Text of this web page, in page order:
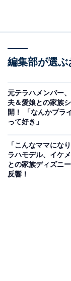
編集部が選
元テラハメンバー
夫＆愛娘との家族
開！ 「なんかプラ
って好き」
「こんなママにな
ラハモデル、イケ
との家族ディズニ
反響！